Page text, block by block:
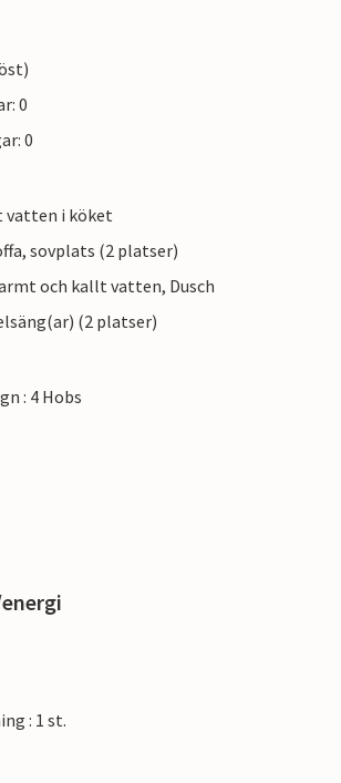
0
0
vatten i köket
sovplats (2 platser)
och kallt vatten, Dusch
(2 platser)
: 4 Hobs
: 1 st.